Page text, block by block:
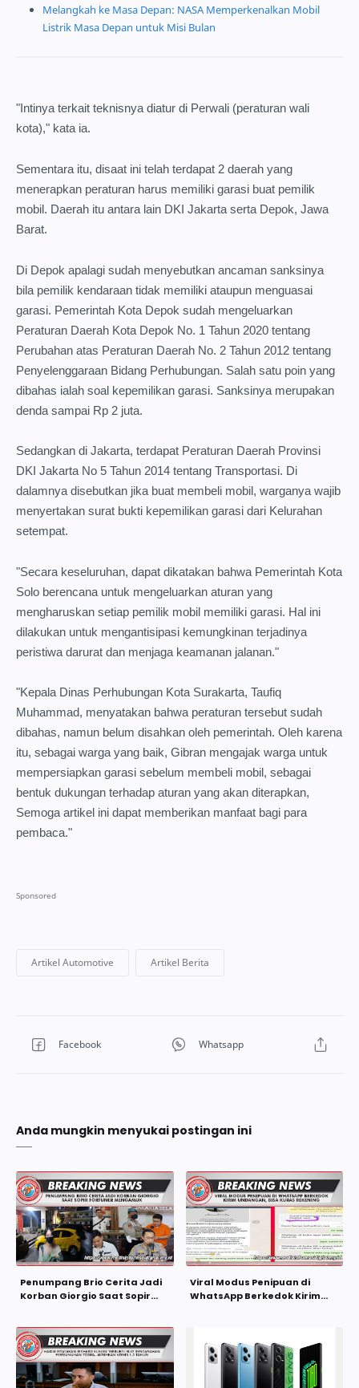
Melangkah ke Masa Depan: NASA Memperkenalkan Mobil
Listrik Masa Depan untuk Misi Bulan
"Intinya terkait teknisnya diatur di Perwali (peraturan wali
kota)," kata ia.
Sementara itu, disaat ini telah terdapat 2 daerah yang
menerapkan peraturan harus memiliki garasi buat pemilik
mobil. Daerah itu antara lain DKI Jakarta serta Depok, Jawa
Barat.
Di Depok apalagi sudah menyebutkan ancaman sanksinya
bila pemilik kendaraan tidak memiliki ataupun menguasai
garasi. Pemerintah Kota Depok sudah mengeluarkan
Peraturan Daerah Kota Depok No. 1 Tahun 2020 tentang
Perubahan atas Peraturan Daerah No. 2 Tahun 2012 tentang
Penyelenggaraan Bidang Perhubungan. Salah satu poin yang
dibahas ialah soal kepemilikan garasi. Sanksinya merupakan
denda sampai Rp 2 juta.
Sedangkan di Jakarta, terdapat Peraturan Daerah Provinsi
DKI Jakarta No 5 Tahun 2014 tentang Transportasi. Di
dalamnya disebutkan jika buat membeli mobil, warganya wajib
menyertakan surat bukti kepemilikan garasi dari Kelurahan
setempat.
"Secara keseluruhan, dapat dikatakan bahwa Pemerintah Kota
Solo berencana untuk mengeluarkan aturan yang
mengharuskan setiap pemilik mobil memiliki garasi. Hal ini
dilakukan untuk mengantisipasi kemungkinan terjadinya
peristiwa darurat dan menjaga keamanan jalanan."
"Kepala Dinas Perhubungan Kota Surakarta, Taufiq
Muhammad, menyatakan bahwa peraturan tersebut sudah
dibahas, namun belum disahkan oleh pemerintah. Oleh karena
itu, sebagai warga yang baik, Gibran mengajak warga untuk
mempersiapkan garasi sebelum membeli mobil, sebagai
bentuk dukungan terhadap aturan yang akan diterapkan,
Semoga artikel ini dapat memberikan manfaat bagi para
pembaca."
Anda mungkin menyukai postingan ini
Penumpang Brio Cerita Jadi
Korban Giorgio Saat Sopir
Viral Modus Penipuan di
WhatsApp Berkedok Kirim